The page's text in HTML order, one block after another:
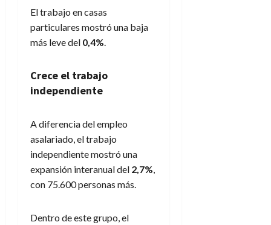
El trabajo en casas
particulares mostró una baja
más leve del 0,4%
Crece el trabajo
independiente
A diferencia del empleo
asalariado, el trabajo
independiente mostró una
expansión interanual del 2,7%
con 75.600 personas más.
Dentro de este grupo, el